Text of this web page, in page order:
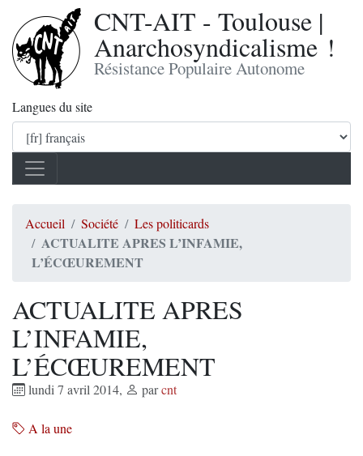
CNT-AIT - Toulouse |
Anarchosyndicalisme !
Résistance Populaire Autonome
Langues du site
Accueil Société Les politicards
ACTUALITE APRES L’INFAMIE,
L’ÉCŒUREMENT
ACTUALITE APRES
L’INFAMIE,
L’ÉCŒUREMENT
lundi 7 avril 2014, parcnt
A la une